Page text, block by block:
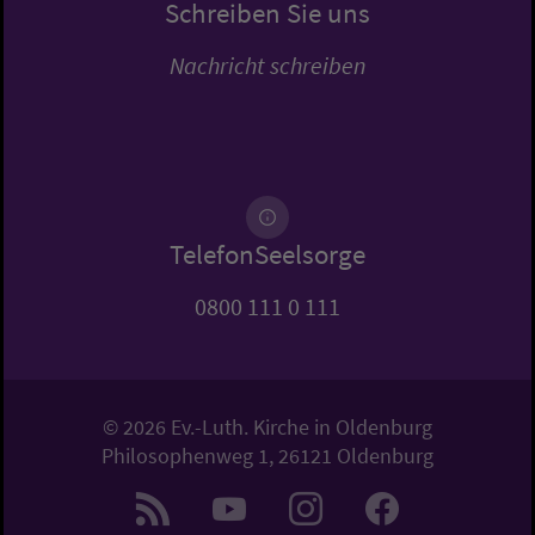
Schreiben Sie uns
Nachricht schreiben
TelefonSeelsorge
0800 111 0 111
© 2026 Ev.-Luth. Kirche in Oldenburg
Philosophenweg 1, 26121 Oldenburg